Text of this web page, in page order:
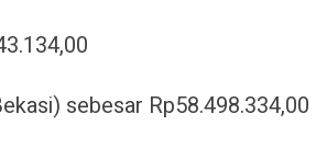
sebesar Rp58.498.334,00